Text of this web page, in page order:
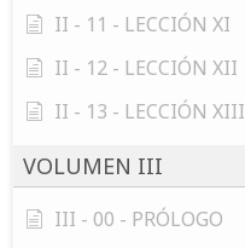
II - 11 - LECCIÓN XI
II - 12 - LECCIÓN XII
II - 13 - LECCIÓN XIII
VOLUMEN III
III - 00 - PRÓLOGO